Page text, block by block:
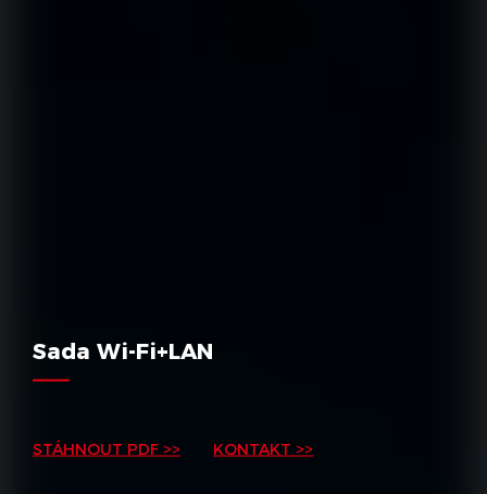
Sada Wi-Fi+LAN
STÁHNOUT PDF >> KONTAKT >>